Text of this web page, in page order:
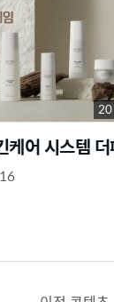
케어 시스템